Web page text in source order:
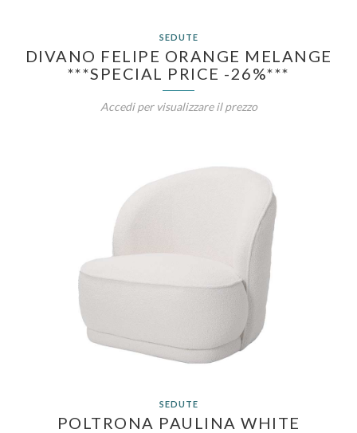
SEDUTE
DIVANO FELIPE ORANGE MELANGE
***SPECIAL PRICE -26%***
Accedi per visualizzare il prezzo
SEDUTE
POLTRONA PAULINA WHITE